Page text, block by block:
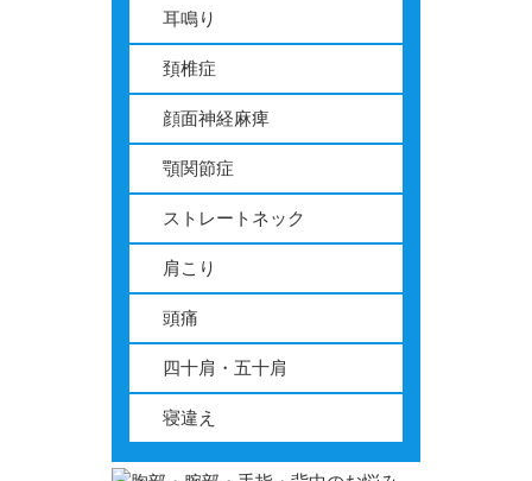
耳鳴り
頚椎症
顔面神経麻痺
顎関節症
ストレートネック
肩こり
頭痛
四十肩・五十肩
寝違え